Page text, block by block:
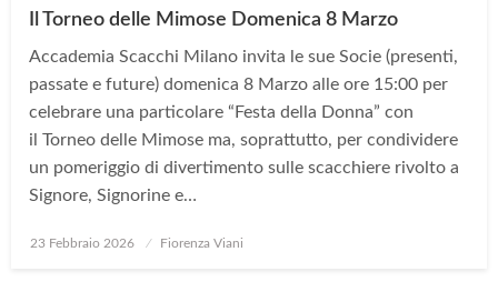
Il Torneo delle Mimose Domenica 8 Marzo
Accademia Scacchi Milano invita le sue Socie (presenti,
passate e future) domenica 8 Marzo alle ore 15:00 per
celebrare una particolare “Festa della Donna” con
il Torneo delle Mimose ma, soprattutto, per condividere
un pomeriggio di divertimento sulle scacchiere rivolto a
Signore, Signorine e…
Posted
23 Febbraio 2026 Fiorenza Viani